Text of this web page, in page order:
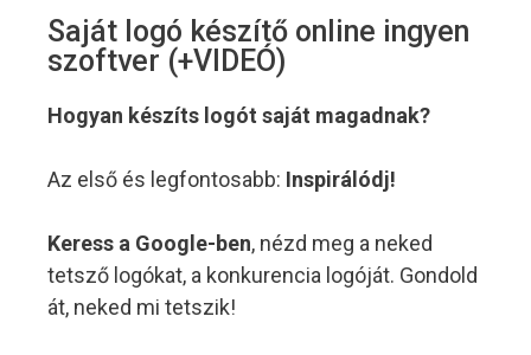
Saját logó készítő online ingyen
szoftver (+VIDEÓ)
Hogyan készíts logót saját magadnak?
Az első és legfontosabb: Inspirálódj!
Keress a Google-ben, nézd meg a neked
tetsző logókat, a konkurencia logóját. Gondold
át, neked mi tetszik!